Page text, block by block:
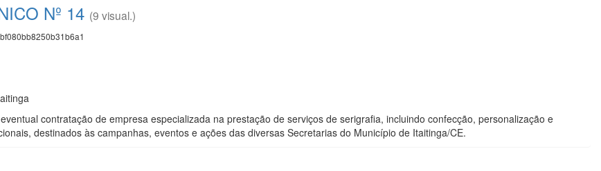
Nº 14 (9 visual.)
contratação de empresa especializada na prestação de serviços de serigrafia, incluindo confecção, personalização e
destinados às campanhas, eventos e ações das diversas Secretarias do Município de Itaitinga/CE.